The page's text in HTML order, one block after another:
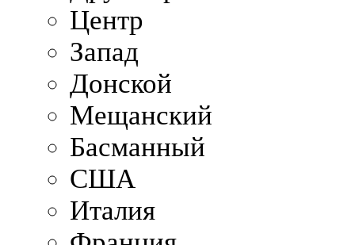
Центр
Запад
Донской
Мещанский
Басманный
США
Италия